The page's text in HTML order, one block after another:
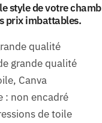
style de votre
prix imbattables.
qualité
grande qualité
Canva
: non encadré
de toile